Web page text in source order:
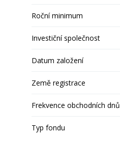
Roční minimum
Investiční společnost
Datum založení
Země registrace
Frekvence obchodních dnů
Typ fondu